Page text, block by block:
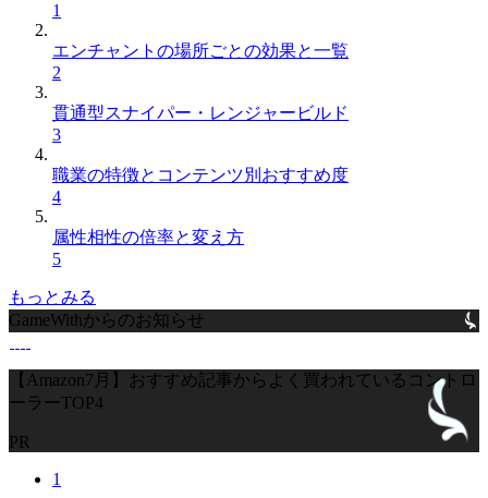
1
エンチャントの場所ごとの効果と一覧
2
貫通型スナイパー・レンジャービルド
3
職業の特徴とコンテンツ別おすすめ度
4
属性相性の倍率と変え方
5
もっとみる
GameWithからのお知らせ
【Amazon7月】おすすめ記事からよく買われているコントロ
ーラーTOP4
PR
1